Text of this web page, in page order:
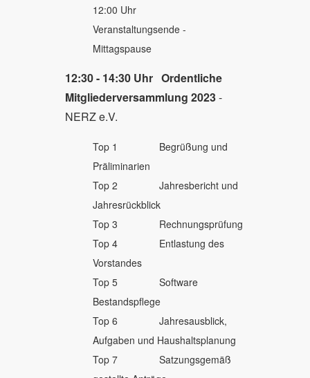
12:00 Uhr
Veranstaltungsende -
Mittagspause
12:30 - 14:30 Uhr Ordentliche
Mitgliederversammlung 2023-
NERZ e.V.
Top 1 Begrüßung und
Präliminarien
Top 2 Jahresbericht und
Jahresrückblick
Top 3 Rechnungsprüfung
Top 4 Entlastung des
Vorstandes
Top 5 Software
Bestandspflege
Top 6 Jahresausblick,
Aufgaben und Haushaltsplanung
Top 7 Satzungsgemäß